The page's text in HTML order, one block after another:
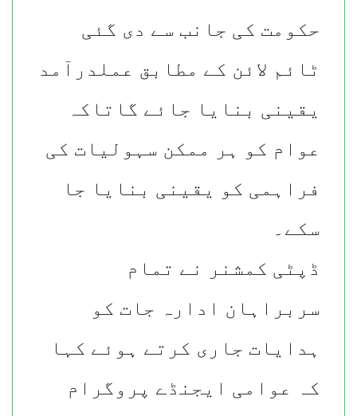
حکومت کی جانب سے دی گئی
ٹائم لائن کے مطابق عملدرآمد
یقینی بنایا جائے گاتاکہ
عوام کو ہر ممکن سہولیات کی
فراہمی کو یقینی بنایا جا
سکے۔
ڈپٹی کمشنر نے تمام
سربراہان ادارہ جات کو
ہدایات جاری کرتے ہوئے کہا
کہ عوامی ایجنڈے پروگرام